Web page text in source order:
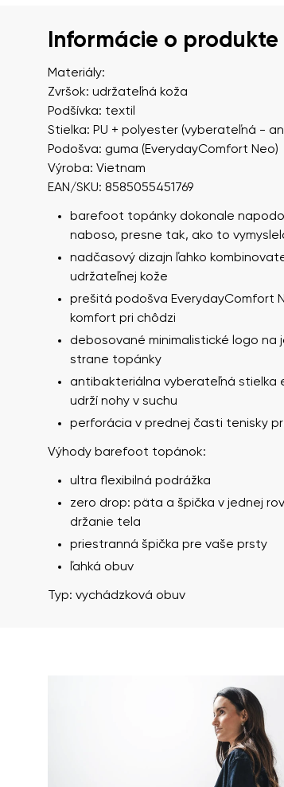
Informácie o produkte
Materiály:
Zvršok: udržateľná koža
Podšívka: textil
Stielka: PU + polyester (vyberateľná -
Podošva: guma (EverydayComfort Neo)
Výroba: Vietnam
EAN/SKU: 8585055451769
barefoot topánky dokonale
naboso, presne tak, ako to
nadčasový dizajn ľahko
udržateľnej kože
prešitá podošva EverydayComfort
komfort pri chôdzi
debosované minimalistické logo na
strane topánky
antibakteriálna vyberateľná stielka
udrží nohy v suchu
perforácia v prednej časti tenisky
Výhody barefoot topánok:
ultra flexibilná podrážka
zero drop: päta a špička v jednej
držanie tela
priestranná špička pre vaše prsty
ľahká obuv
Typ: vychádzková obuv